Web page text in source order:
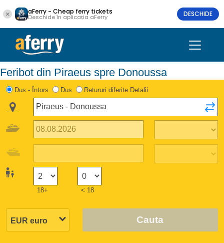
aFerry - Cheap ferry tickets
Deschide în aplicația aFerry DESCHIDE
Feribot din Piraeus spre Donoussa
Dus - Întors Dus Retururi diferite Detalii
18+ < 18
Cauta